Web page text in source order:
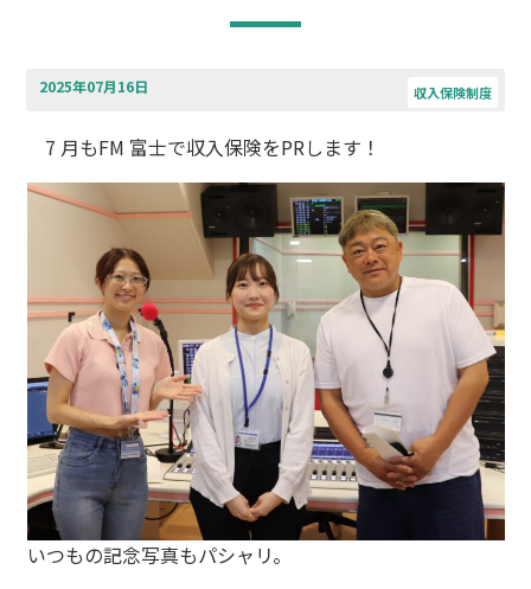
2025年07月16日 収入保険制度
7 月もFM 富士で収入保険をPRします！
いつもの記念写真もパシャリ。